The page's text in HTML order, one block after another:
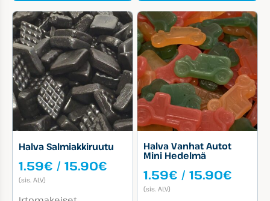
Halva Salmiakkiruutu
1.59€ / 15.90€
(sis. ALV)
Tuotekategoriat:
Halva Vanhat Autot
Mini Hedelmä
1.59€ / 15.90€
(sis. ALV)